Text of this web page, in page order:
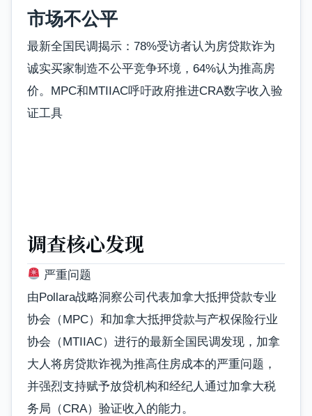
市场不公平
最新全国民调揭示：78%受访者认为房贷欺诈为
诚实买家制造不公平竞争环境，64%认为推高房
价。MPC和MTIIAC呼吁政府推进CRA数字收入验
证工具
调查核心发现
严重问题
由Pollara战略洞察公司代表加拿大抵押贷款专业
协会（MPC）和加拿大抵押贷款与产权保险行业
协会（MTIIAC）进行的最新全国民调发现， 加拿
大人将房贷欺诈视为推高住房成本的严重问题 ，
并强烈支持赋予放贷机构和经纪人通过加拿大税
务局（CRA）验证收入的能力。